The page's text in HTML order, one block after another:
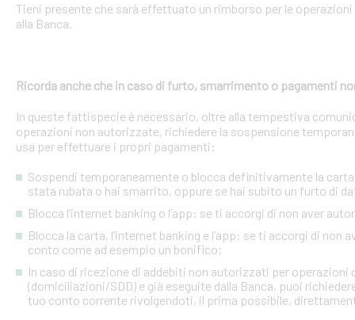
Tieni presente che sarà effettuato un rimborso per le
alla Banca.
Ricorda anche che in caso di furto, smarrimento o pagamenti
In queste fattispecie è necessario, oltre alla tempestiva
operazioni non autorizzate, richiedere la sospensione
usa per effettuare i propri pagamenti:
Sospendi temporaneamente o blocca definitivamente la
stata rubata o hai smarrito, oppure se hai subito un furto di
Blocca l’internet banking o l’app: se ti accorgi di non aver
Blocca la carta, l’internet banking e l’app: se ti accorgi di
conto come ad esempio un bonifico;
In caso di ricezione di addebiti non autorizzati per
(domiciliazioni/SDD) e già eseguite dalla Banca, puoi
tuo conto corrente rivolgendoti, il prima possibile,